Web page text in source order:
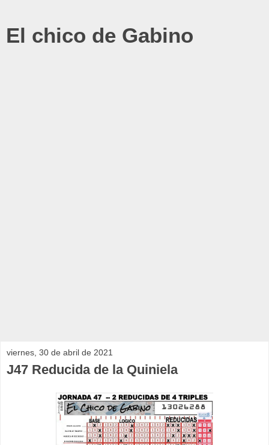
El chico de Gabino
viernes, 30 de abril de 2021
J47 Reducida de la Quiniela